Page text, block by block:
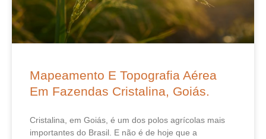
Mapeamento E Topografia Aérea
Em Fazendas Cristalina, Goiás.
Cristalina, em Goiás, é um dos polos agrícolas mais
importantes do Brasil. E não é de hoje que a